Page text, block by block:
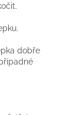
dobře